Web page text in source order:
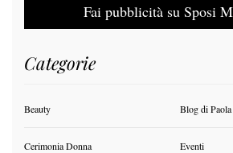
Fai pubblicità su Sposi
Categorie
Beauty Blog di Paola
Cerimonia Donna Eventi